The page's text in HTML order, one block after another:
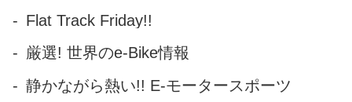
ルーツへの回帰、ダートトラ
ックレーシングでした。全米
トトラックのシングルス・
Flat Track Friday!!
厳選! 世界のe-Bike情報
静かながら熱い!! E-モータースポーツ